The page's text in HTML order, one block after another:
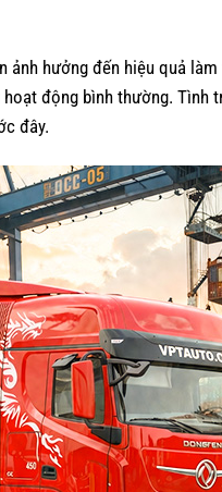
hưởng đến hiệu quả
động bình thường. Tình
đây.